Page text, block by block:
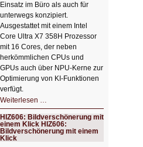
Einsatz im Büro als auch für
unterwegs konzipiert.
Ausgestattet mit einem Intel
Core Ultra X7 358H Prozessor
mit 16 Cores, der neben
herkömmlichen CPUs und
GPUs auch über NPU-Kerne zur
Optimierung von KI-Funktionen
verfügt.
Weiterlesen …
Schicker
kompakter
Rechenturbo
HIZ606: Bildverschönerung mit
einem Klick HIZ606:
Bildverschönerung mit einem
Klick